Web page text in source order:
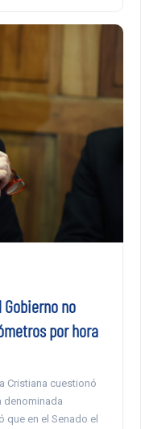
Gobierno no
por hora
Cristiana cuestionó
denominada
que en el Senado el